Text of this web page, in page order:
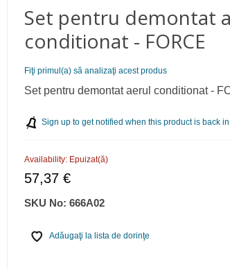
Set pentru demontat
conditionat - FORCE
Fiţi primul(a) să analizaţi acest produs
Set pentru demontat aerul conditionat -
Sign up to get notified when this product is back
Availability: Epuizat(ă)
57,37 €
SKU No:666A02
Adăugaţi la lista de dorinţe